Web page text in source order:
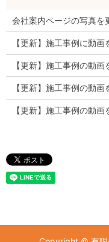
会社案内ページの写真を
【更新】施工事例に動画
【更新】施工事例の動画
【更新】施工事例の動画
【更新】施工事例の動画